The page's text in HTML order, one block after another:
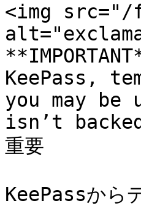
<img src="/
KeePass,
you may
isn’t
重要
KeePassから